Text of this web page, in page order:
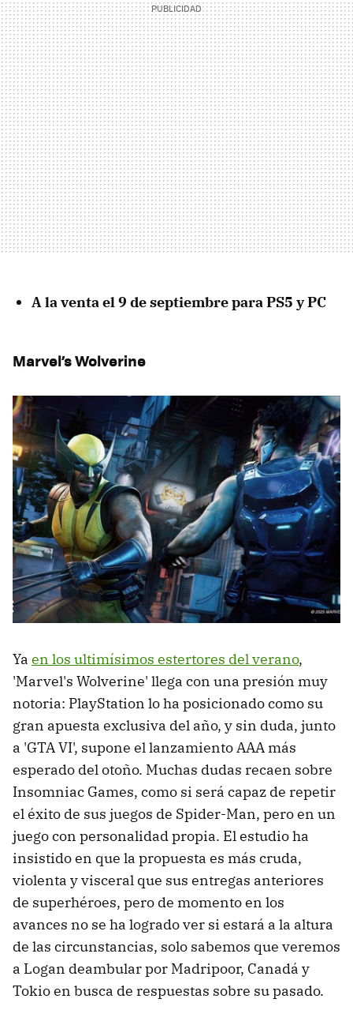
A la venta el 9 de septiembre para PS5 y PC
Marvel’s Wolverine
Ya en los ultimísimos estertores del verano,
'Marvel's Wolverine' llega con una presión muy
notoria: PlayStation lo ha posicionado como su
gran apuesta exclusiva del año, y sin duda, junto
a 'GTA VI', supone el lanzamiento AAA más
esperado del otoño. Muchas dudas recaen sobre
Insomniac Games, como si será capaz de repetir
el éxito de sus juegos de Spider-Man, pero en un
juego con personalidad propia. El estudio ha
insistido en que la propuesta es más cruda,
violenta y visceral que sus entregas anteriores
de superhéroes, pero de momento en los
avances no se ha logrado ver si estará a la altura
de las circunstancias, solo sabemos que veremos
a Logan deambular por Madripoor, Canadá y
Tokio en busca de respuestas sobre su pasado.